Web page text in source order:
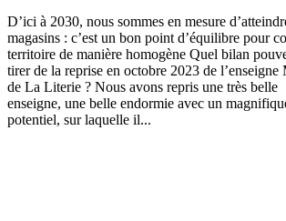
D’ici à 2030, nous sommes en mesure
magasins : c’est un bon point d’équilibre pour
territoire de manière homogène Quel bilan
tirer de la reprise en octobre 2023 de l’enseigne
de La Literie ? Nous avons repris une très belle
enseigne, une belle endormie avec un
potentiel, sur laquelle il...